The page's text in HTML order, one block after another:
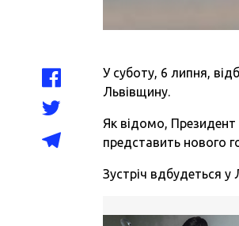
У суботу, 6 липня,
Львівщину.
Як відомо, Президент
представить нового
Зустріч вдбудеться у